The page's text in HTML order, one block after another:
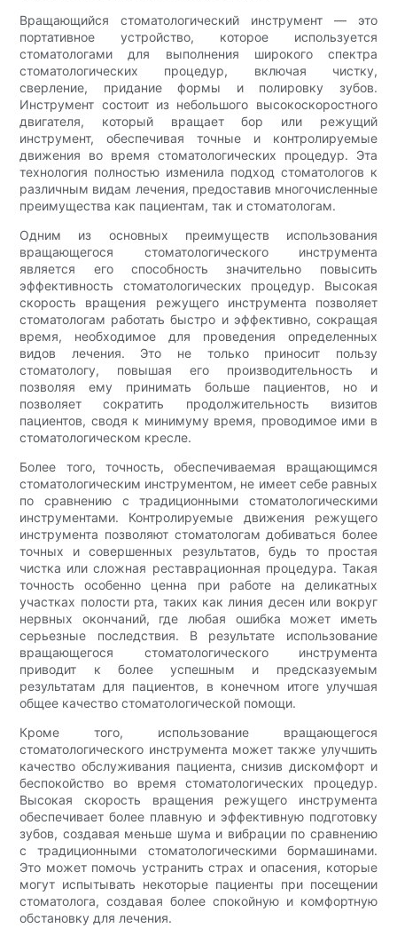
Вращающийся стоматологический инструмент — это
портативное устройство, которое используется
стоматологами для выполнения широкого спектра
стоматологических процедур, включая чистку,
сверление, придание формы и полировку зубов.
Инструмент состоит из небольшого высокоскоростного
двигателя, который вращает бор или режущий
инструмент, обеспечивая точные и контролируемые
движения во время стоматологических процедур. Эта
технология полностью изменила подход стоматологов к
различным видам лечения, предоставив многочисленные
преимущества как пациентам, так и стоматологам.
Одним из основных преимуществ использования
вращающегося стоматологического инструмента
является его способность значительно повысить
эффективность стоматологических процедур. Высокая
скорость вращения режущего инструмента позволяет
стоматологам работать быстро и эффективно, сокращая
время, необходимое для проведения определенных
видов лечения. Это не только приносит пользу
стоматологу, повышая его производительность и
позволяя ему принимать больше пациентов, но и
позволяет сократить продолжительность визитов
пациентов, сводя к минимуму время, проводимое ими в
стоматологическом кресле.
Более того, точность, обеспечиваемая вращающимся
стоматологическим инструментом, не имеет себе равных
по сравнению с традиционными стоматологическими
инструментами. Контролируемые движения режущего
инструмента позволяют стоматологам добиваться более
точных и совершенных результатов, будь то простая
чистка или сложная реставрационная процедура. Такая
точность особенно ценна при работе на деликатных
участках полости рта, таких как линия десен или вокруг
нервных окончаний, где любая ошибка может иметь
серьезные последствия. В результате использование
вращающегося стоматологического инструмента
приводит к более успешным и предсказуемым
результатам для пациентов, в конечном итоге улучшая
общее качество стоматологической помощи.
Кроме того, использование вращающегося
стоматологического инструмента может также улучшить
качество обслуживания пациента, снизив дискомфорт и
беспокойство во время стоматологических процедур.
Высокая скорость вращения режущего инструмента
обеспечивает более плавную и эффективную подготовку
зубов, создавая меньше шума и вибрации по сравнению
с традиционными стоматологическими бормашинами.
Это может помочь устранить страх и опасения, которые
могут испытывать некоторые пациенты при посещении
стоматолога, создавая более спокойную и комфортную
обстановку для лечения.